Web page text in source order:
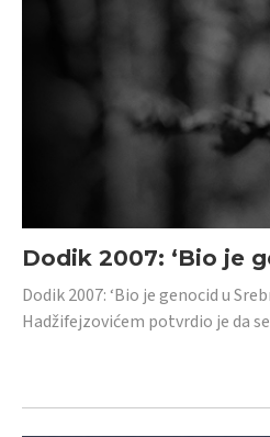
Dodik 2007: ‘Bio je
Dodik 2007: ‘Bio je genocid u
Hadžifejzovićem potvrdio je da